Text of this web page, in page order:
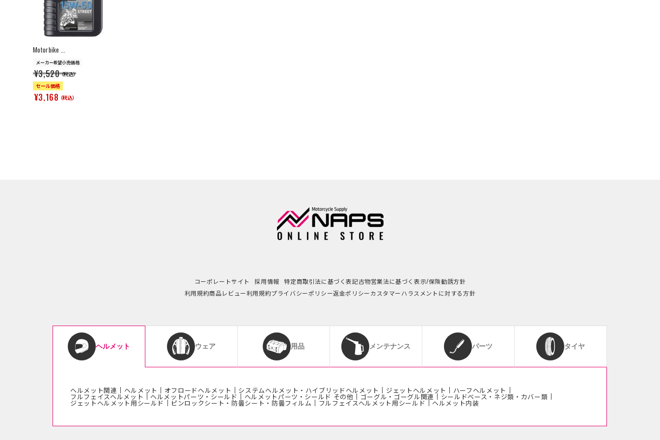
Motorbike ...
メーカー希望小売価格
¥3,520（税込）
セール価格
¥3,168（税込）
>
コーポレートサイト 採用情報 特定商取引法に基づく表記古物営業法に基づく表示/保険勧誘方針
利用規約商品レビュー利用規約プライバシーポリシー返金ポリシーカスタマーハラスメントに対する方針
ヘルメット
ヘルメット関連 ヘルメット オフロードヘルメット システムヘルメット・ハイブリッドヘルメット ジェットヘルメット ハーフヘルメット
フルフェイスヘルメット ヘルメットパーツ・シールド ヘルメットパーツ・シールド その他 ゴーグル・ゴーグル関連 シールドベース・ネジ類・カバー類
ジェットヘルメット用シールド ピンロックシート・防曇シート・防曇フィルム フルフェイスヘルメット用シールド ヘルメット内装
ウェア 用品 メンテナンス パーツ タイヤ